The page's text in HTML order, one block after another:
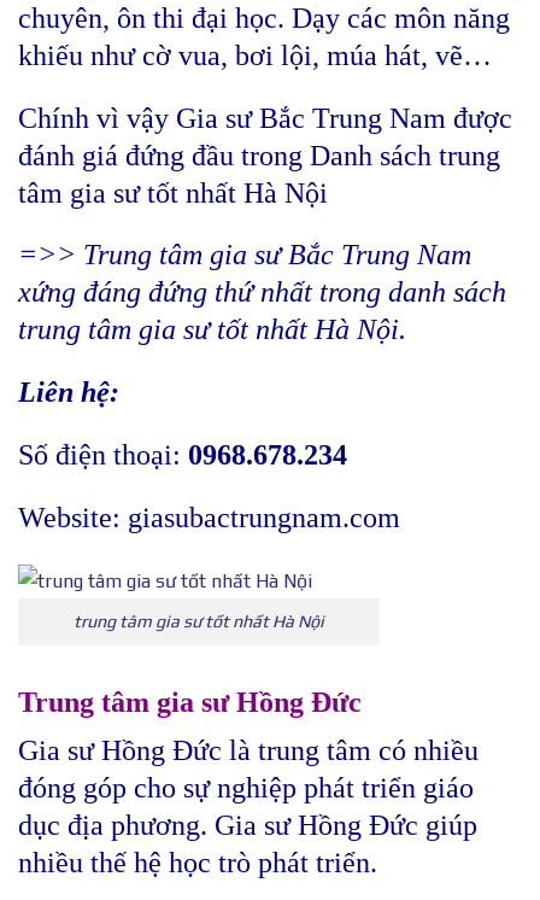
chuyên, ôn thi đại học. Dạy các môn năng
khiếu như cờ vua, bơi lội, múa hát, vẽ…
Chính vì vậy Gia sư Bắc Trung Nam được
đánh giá đứng đầu trong Danh sách trung
tâm gia sư tốt nhất Hà Nội
=>> Trung tâm gia sư Bắc Trung Nam
xứng đáng đứng thứ nhất trong danh sách
trung tâm gia sư tốt nhất Hà Nội.
Liên hệ:
Số điện thoại: 0968.678.234
Website: giasubactrungnam.com
trung tâm gia sư tốt nhất Hà Nội
Trung tâm gia sư Hồng Đức
Gia sư Hồng Đức là trung tâm có nhiều
đóng góp cho sự nghiệp phát triển giáo
dục địa phương. Gia sư Hồng Đức giúp
nhiều thế hệ học trò phát triển.